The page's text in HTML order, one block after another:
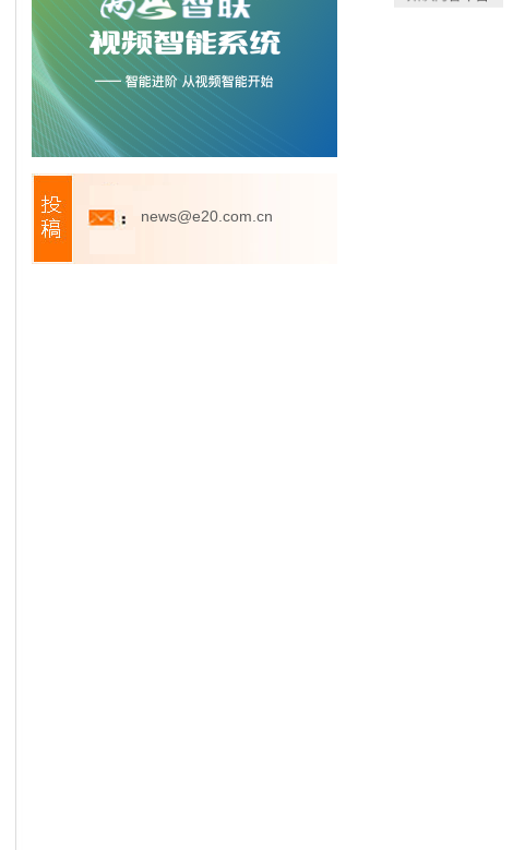
news@e20.com.cn